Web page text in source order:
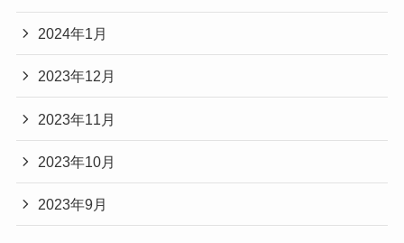
2024年1月
2023年12月
2023年11月
2023年10月
2023年9月